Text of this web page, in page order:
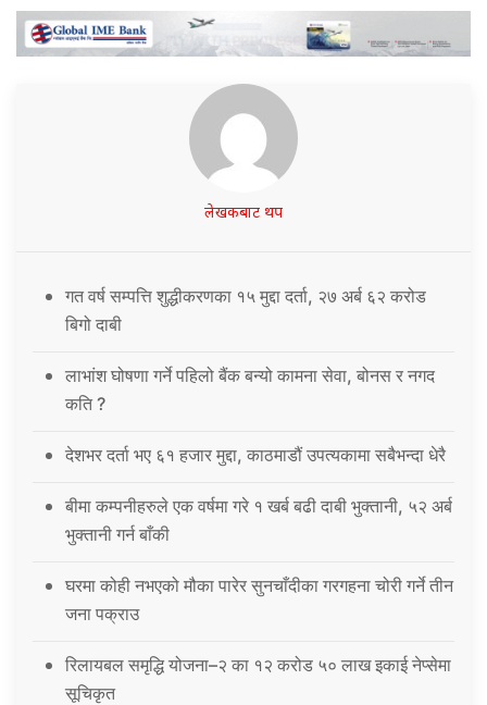
लेखकबाट थप
गत वर्ष सम्पत्ति शुद्धीकरणका १५ मुद्दा दर्ता, २७ अर्ब ६२ करोड
बिगो दाबी
लाभांश घोषणा गर्ने पहिलो बैंक बन्यो कामना सेवा, बोनस र नगद
कति ?
देशभर दर्ता भए ६१ हजार मुद्दा, काठमाडौं उपत्यकामा सबैभन्दा धेरै
बीमा कम्पनीहरुले एक वर्षमा गरे १ खर्ब बढी दाबी भुक्तानी, ५२ अर्ब
भुक्तानी गर्न बाँकी
घरमा कोही नभएको मौका पारेर सुनचाँदीका गरगहना चोरी गर्ने तीन
जना पक्राउ
रिलायबल समृद्धि योजना–२ का १२ करोड ५० लाख इकाई नेप्सेमा
सूचिकृत